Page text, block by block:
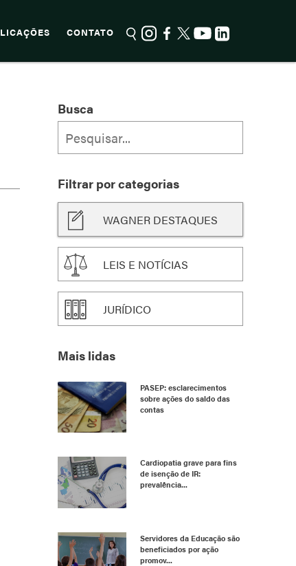
CONTATO
Busca
Filtrar por categorias
WAGNER DESTAQUES
LEIS E NOTÍCIAS
JURÍDICO
Mais lidas
PASEP: esclarecimentos
sobre ações do saldo das
contas
Cardiopatia grave para fins
de isenção de IR:
prevalência...
Servidores da Educação são
beneficiados por ação
promov...